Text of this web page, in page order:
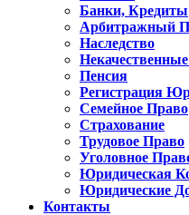
Банки, Кредиты
Арбитражный
Наследство
Пенсия
Регистрация
Семейное Право
Страхование
Трудовое Право
Уголовное
Юридическая
Юридические
Контакты